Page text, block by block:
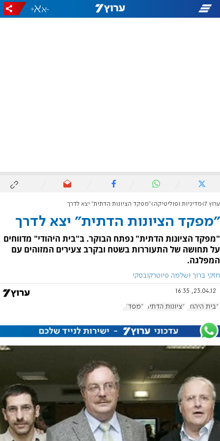
-
+
ערוץ 7 מדיניות ופוליטיקה "מפקד הציונות הדתית" יצא לדרך
"מפקד הציונות הדתית" יצא לדרך
"מפקד הציונות הדתית" נפתח הבוקר. ב"בית היהודי" מדווחים
על תחושה של התעוררות בשטח ובקרב צעירים המזוהים עם
המפלגה.
חזקי ברוך ושלמה פיוטרקובסקי
23.04.12, 16:35
הבית היהודי הציונות הדתית המפד"ל